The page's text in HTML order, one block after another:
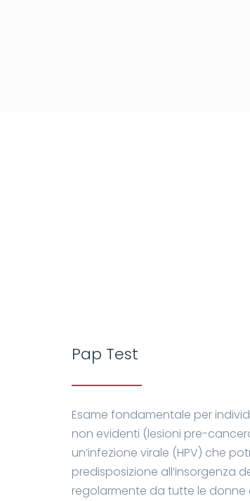
Pap Test
Esame fondamentale per
non evidenti (lesioni pre-
un’infezione virale (HPV) che
predisposizione all’insorgenza
regolarmente da tutte le donne